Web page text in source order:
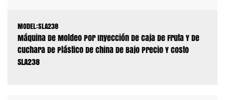
MODEL:SLA238
Máquina De Moldeo Por Inyección De Caja De Fruta Y De
Cuchara De Plástico De China De Bajo Precio Y Costo
SLA238